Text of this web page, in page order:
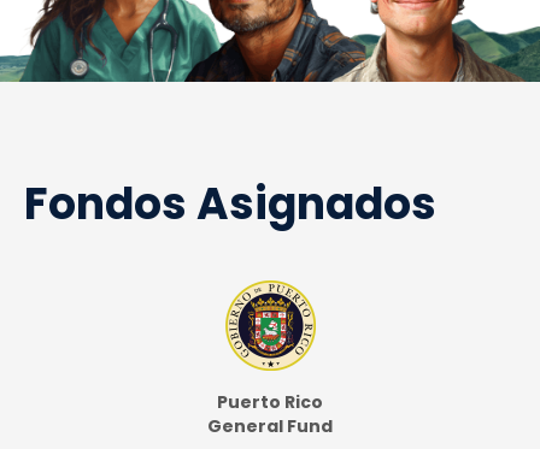
Fondos Asignados
Puerto Rico
General Fund